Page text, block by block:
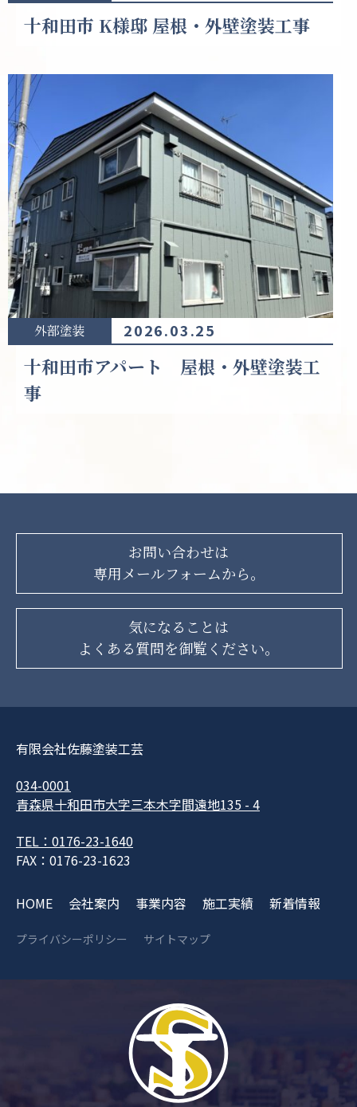
十和田市 K様邸 屋根・外壁塗装工事
外部塗装 2026.03.25
十和田市アパート 屋根・外壁塗装工
事
お問い合わせは
専用メールフォームから。
気になることは
よくある質問を御覧ください。
有限会社佐藤塗装工芸
034-0001
青森県十和田市大字三本木字間遠地135 - 4
TEL：0176-23-1640
FAX：0176-23-1623
HOME 会社案内 事業内容 施工実績 新着情報
プライバシーポリシー サイトマップ